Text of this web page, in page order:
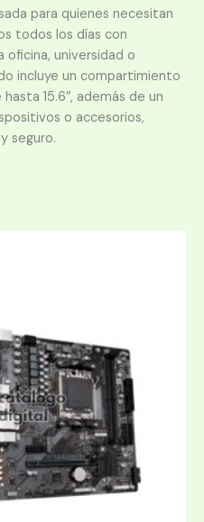
para quienes necesitan
todos los días con
universidad o
incluye un compartimiento
15.6″, además de un
o accesorios,
seguro.